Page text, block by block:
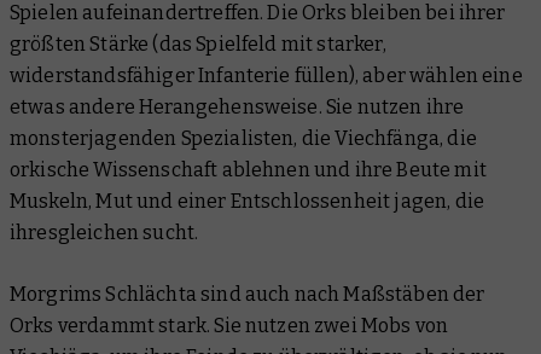
Spielen aufeinandertreffen. Die Orks bleiben bei ihrer
größten Stärke (das Spielfeld mit starker,
widerstandsfähiger Infanterie füllen), aber wählen eine
etwas andere Herangehensweise. Sie nutzen ihre
monsterjagenden Spezialisten, die Viechfänga, die
orkische Wissenschaft ablehnen und ihre Beute mit
Muskeln, Mut und einer Entschlossenheit jagen, die
ihresgleichen sucht.
Morgrims Schlächta sind auch nach Maßstäben der
Orks verdammt stark. Sie nutzen zwei Mobs von